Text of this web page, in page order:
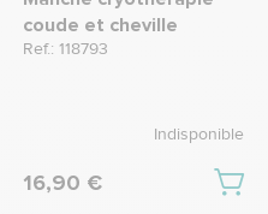
coude et cheville
Ref.: 118793
Indisponible
16,90 €